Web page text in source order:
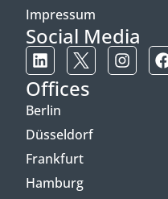
Impressum
Social Media
Offices
Berlin
Düsseldorf
Frankfurt
Hamburg